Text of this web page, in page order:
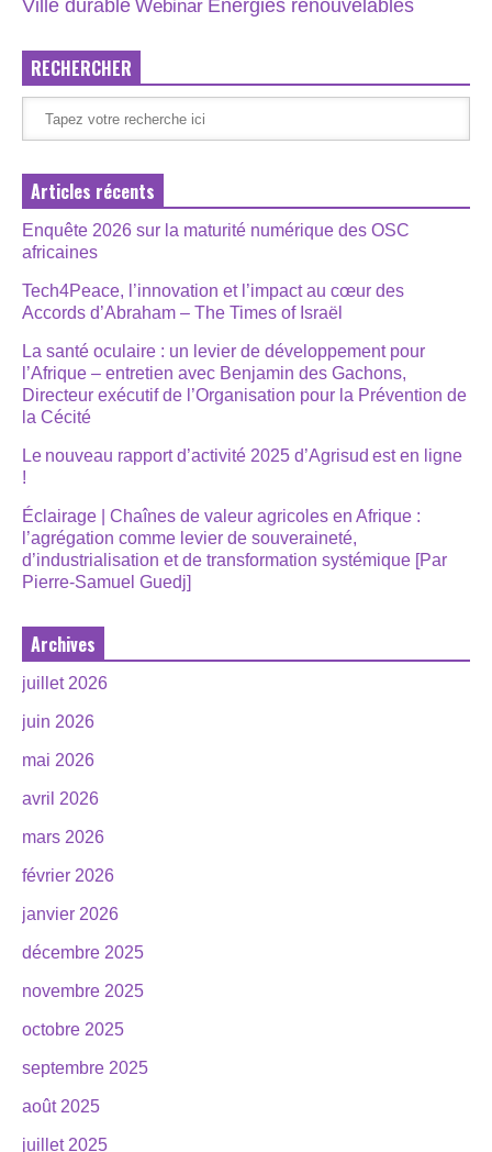
Ville durable Webinar Énergies renouvelables
RECHERCHER
Articles récents
Enquête 2026 sur la maturité numérique des OSC
africaines
Tech4Peace, l’innovation et l’impact au cœur des
Accords d’Abraham – The Times of Israël
La santé oculaire : un levier de développement pour
l’Afrique – entretien avec Benjamin des Gachons,
Directeur exécutif de l’Organisation pour la Prévention de
la Cécité
Le nouveau rapport d’activité 2025 d’Agrisud est en ligne
!
Éclairage | Chaînes de valeur agricoles en Afrique :
l’agrégation comme levier de souveraineté,
d’industrialisation et de transformation systémique [Par
Pierre-Samuel Guedj]
Archives
juillet 2026
juin 2026
mai 2026
avril 2026
mars 2026
février 2026
janvier 2026
décembre 2025
novembre 2025
octobre 2025
septembre 2025
août 2025
juillet 2025